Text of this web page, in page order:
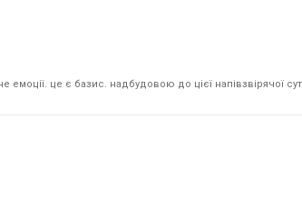
це є базис. надбудовою до цієї напівзвірячої